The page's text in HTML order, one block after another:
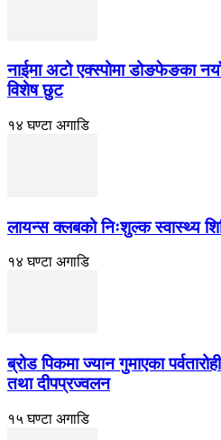
नाईमा अटो एक्स्पोमा डोङफेङका
विशेष छुट
१४ घण्टा अगाडि
लायन्स क्लबको निःशुल्क स्वास्थ्य
१४ घण्टा अगाडि
ब्रोड पिकमा ज्यान गुमाएका
तथा दीपप्रज्वलन
१५ घण्टा अगाडि